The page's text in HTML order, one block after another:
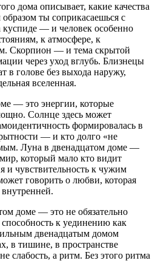
дома описывает, какие качества
ты соприкасаешься с
— и человек особенно
к атмосфере, к
Скорпион — и тема скрытой
через уход вглубь. Близнецы
голове без выхода наружу,
вселенная.
— это энергии, которые
Солнце здесь может
формировалась в
— и кто долго «не
Луна в двенадцатом доме —
который мало кто видит
и чувствительность к чужим
говорить о любви, которая
внутренней.
доме — это не обязательно
к уединению как
двенадцатым домом
в тишине, в пространстве
слабость, а ритм. Без этого ритма